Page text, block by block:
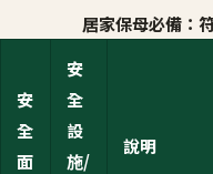
居家保母必備：
安
全
面
安
全
設
施/
說明